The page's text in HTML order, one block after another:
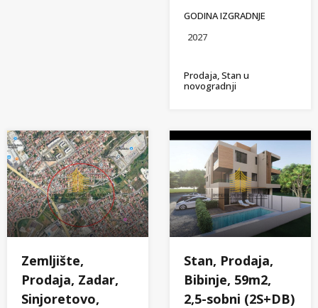
GODINA IZGRADNJE
2027
Prodaja, Stan u
novogradnji
Zemljište,
Prodaja, Zadar,
Sinjoretovo,
Stan, Prodaja,
Bibinje, 59m2,
2,5-sobni (2S+DB)